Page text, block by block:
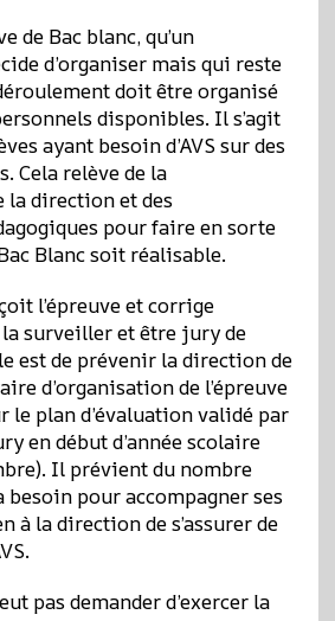
de Bac blanc, qu’un
d’organiser mais qui reste
doit être organisé
disponibles. Il s’agit
ayant besoin d’AVS sur des
Cela relève de la
la direction et des
pour faire en sorte
Blanc soit réalisable.
l’épreuve et corrige
la surveiller et être jury de
est de prévenir la direction de
d’organisation de l’épreuve
le plan d’évaluation validé par
en début d’année scolaire
Il prévient du nombre
besoin pour accompagner ses
à la direction de s’assurer de
pas demander d’exercer la